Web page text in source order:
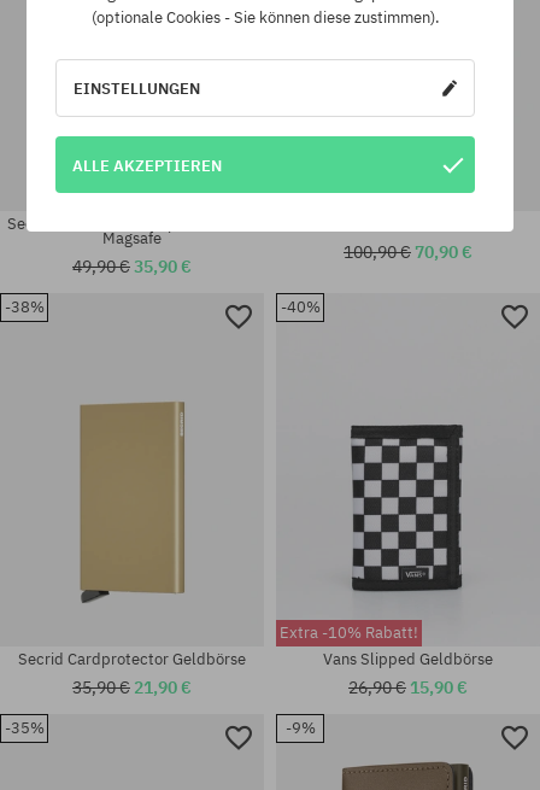
Secrid Geldbörse Cardprotector for
Magsafe
49,90 €35,90 €
Universalgröße
100,90 € 70,90 €
-38%
Secrid Cardprotector Geldbörse
35,90 € 21,90 €
-40%
Extra -10% Rabatt!
Vans Slipped Geldbörse
26,90 € 15,90 €
-35% -9%
(optionale Cookies - Sie können diese zustimmen).
EINSTELLUNGEN
ALLE AKZEPTIEREN